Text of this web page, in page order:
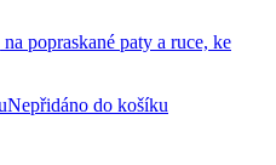
popraskané paty a ruce, ke
Nepřidáno do košíku